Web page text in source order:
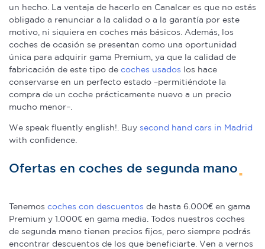
un hecho. La ventaja de hacerlo en Canalcar es que no estás
obligado a renunciar a la calidad o a la garantía por este
motivo, ni siquiera en coches más básicos. Además, los
coches de ocasión se presentan como una oportunidad
única para adquirir gama Premium, ya que la calidad de
fabricación de este tipo de coches usados los hace
conservarse en un perfecto estado –permitiéndote la
compra de un coche prácticamente nuevo a un precio
mucho menor–.
We speak fluently english!. Buy second hand cars in Madrid
with confidence.
Ofertas en coches de segunda mano
Tenemos coches con descuentos de hasta 6.000€ en gama
Premium y 1.000€ en gama media. Todos nuestros coches
de segunda mano tienen precios fijos, pero siempre podrás
encontrar descuentos de los que beneficiarte. Ven a vernos